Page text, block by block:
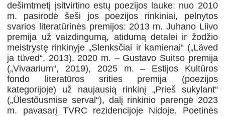
dešimtmetį įsitvirtino estų poezijos lauke: nuo 2010
m. pasirodė šeši jos poezijos rinkiniai, pelnytos
svarios literatūrinės premijos: 2013 m. Juhano Liivo
premija už vaizdingumą, atidumą detalei ir žodžio
meistrystę rinkinyje „Slenksčiai ir kamienai“ („Läved
ja tüved“, 2013), 2020 m. – Gustavo Suitso premija
(„Vivaarium“, 2019), 2025 m. – Estijos Kultūros
fondo literatūros srities premija (poezijos
kategorijoje) už naujausią rinkinį „Prieš sukylant“
(„Ülestõusmise serval“), dalį rinkinio parengė 2023
m. pavasarį TVRC rezidencijoje Nidoje. Poetinės